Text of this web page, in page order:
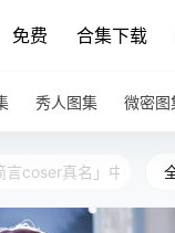
免费 合集下载
秀人图集 微密图